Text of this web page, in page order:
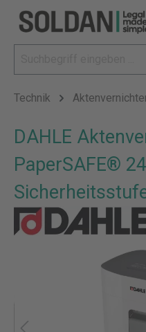
Technik
DAHLE
PaperSAFE®